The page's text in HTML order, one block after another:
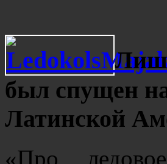
был спущен
Латинской
«Про